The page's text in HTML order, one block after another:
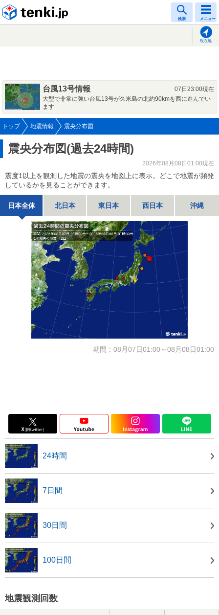
検索 メニュー
現在地
台風13号情報
07日23:00現在
大型で非常に強い台風13号が久米島の北約90kmを西に進んでい
ます
トップ 地震情報 震央分布図
震央分布図(過去24時間)
2026年08月08日01:00現在
震度1以上を観測した地震の震央を地図上に表示。どこで地震が頻発
しているかを見ることができます。
日本全体 北日本 東日本 西日本 沖縄
期間：08月07日01:00～08月08日01:00
24時間
7日間
30日間
100日間
地震観測回数